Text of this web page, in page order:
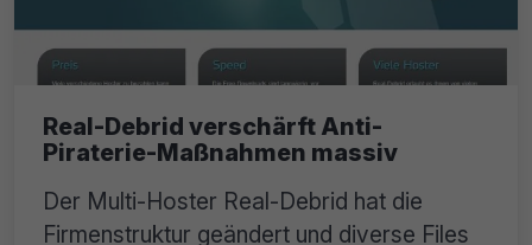
Real-Debrid verschärft Anti-
Piraterie-Maßnahmen massiv
Der Multi-Hoster Real-Debrid hat die
Firmenstruktur geändert und diverse Files